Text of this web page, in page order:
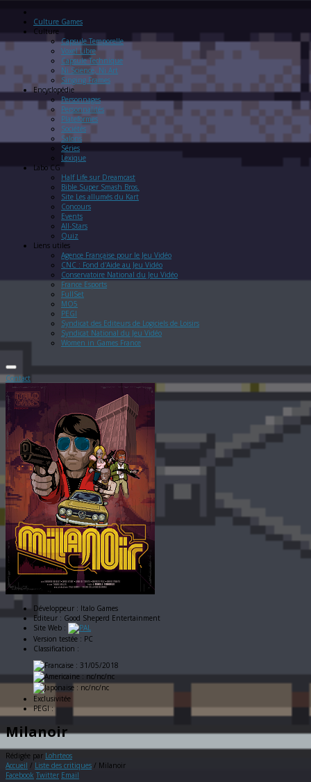
Culture Games
Culture
Capsule Temporelle
Voxel Libre
Capsule Technique
Ni Science, Ni Art
Singing Frames
Encyclopédie
Personnages
Personnalités
Plateformes
Sociétés
Salons
Séries
Lexique
Labo CG
Half Life sur Dreamcast
Bible Super Smash Bros.
Site Les allumés du Kart
Concours
Events
All-Stars
Quiz
Liens utiles
Agence Française pour le Jeu Vidéo
CNC : Fond d'Aide au Jeu Vidéo
Conservatoire National du Jeu Vidéo
France Esports
FullSet
MO5
PEGI
Syndicat des Editeurs de Logiciels de Loisirs
Syndicat National du Jeu Vidéo
Women in Games France
Contact
Développeur : Italo Games
Editeur : Good Sheperd Entertainment
Site Web :
Version testée : PC
Classification :
: 31/05/2018
: nc/nc/nc
: nc/nc/nc
Exclusivitée
PEGI :
Milanoir
Rédigée par Lohrteos
Accueil / Liste des critiques / Milanoir
Facebook Twitter Email